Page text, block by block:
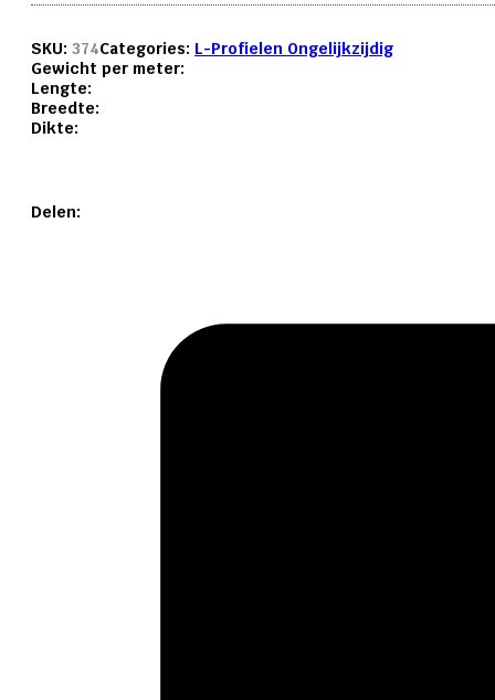
SKU: 374Categories: L-Profielen Ongelijkzijdig
Gewicht per meter:
Lengte:
Breedte:
Dikte:
Delen: